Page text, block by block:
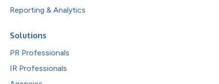
Reporting & Analytics
Solutions
PR Professionals
IR Professionals